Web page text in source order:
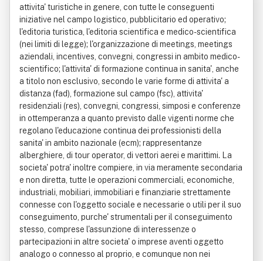
attivita' turistiche in genere, con tutte le conseguenti
iniziative nel campo logistico, pubblicitario ed operativo;
l'editoria turistica, l'editoria scientifica e medico-scientifica
(nei limiti di legge); l'organizzazione di meetings, meetings
aziendali, incentives, convegni, congressi in ambito medico-
scientifico; l'attivita' di formazione continua in sanita', anche
a titolo non esclusivo, secondo le varie forme di attivita' a
distanza (fad), formazione sul campo (fsc), attivita'
residenziali (res), convegni, congressi, simposi e conferenze
in ottemperanza a quanto previsto dalle vigenti norme che
regolano l'educazione continua dei professionisti della
sanita' in ambito nazionale (ecm); rappresentanze
alberghiere, di tour operator, di vettori aerei e marittimi. La
societa' potra' inoltre compiere, in via meramente secondaria
e non diretta, tutte le operazioni commerciali, economiche,
industriali, mobiliari, immobiliari e finanziarie strettamente
connesse con l'oggetto sociale e necessarie o utili per il suo
conseguimento, purche' strumentali per il conseguimento
stesso, comprese l'assunzione di interessenze o
partecipazioni in altre societa' o imprese aventi oggetto
analogo o connesso al proprio, e comunque non nei